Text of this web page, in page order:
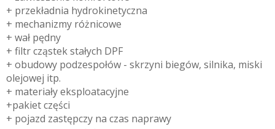
+ przekładnia hydrokinetyczna
+ mechanizmy różnicowe
+ wał pędny
+ filtr cząstek stałych DPF
+ obudowy podzespołów - skrzyni biegów, silnika, miski
olejowej itp.
+ materiały eksploatacyjne
+pakiet części
+ pojazd zastępczy na czas naprawy